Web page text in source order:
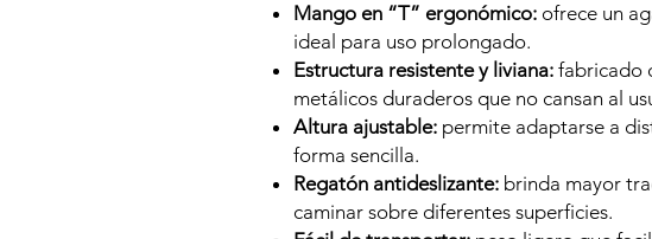
Mango en “T” ergonómico: ofrece un
ideal para uso prolongado.
Estructura resistente y liviana: fabricado
metálicos duraderos que no cansan al
Altura ajustable: permite adaptarse a
forma sencilla.
Regatón antideslizante: brinda mayor
caminar sobre diferentes superficies.